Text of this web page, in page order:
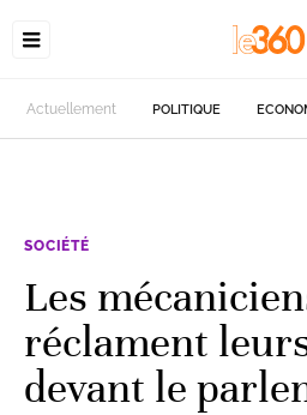
Actuellement POLITIQUE
SOCIÉTÉ
Les
réclament
devant le